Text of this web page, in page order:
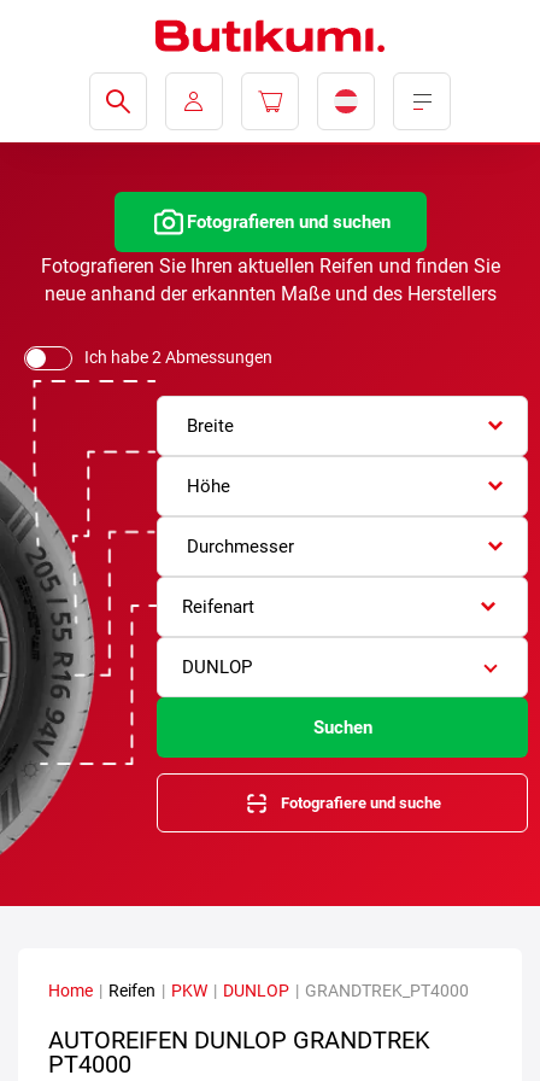
Fotografieren und suchen
Fotografieren Sie Ihren aktuellen Reifen und finden Sie
neue anhand der erkannten Maße und des Herstellers
Ich habe 2 Abmessungen
Breite
Höhe
Durchmesser
Reifenart
DUNLOP
Suchen
Fotografiere und suche
Home | Reifen | PKW | DUNLOP | GRANDTREK_PT4000
AUTOREIFEN DUNLOP GRANDTREK
PT4000